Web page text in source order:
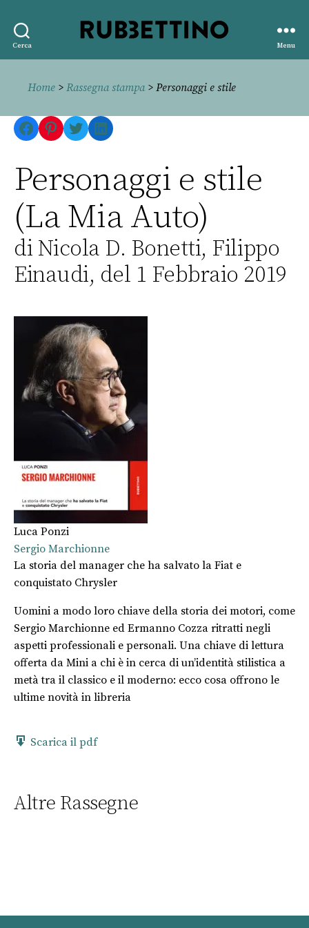
Cerca
editore
Menu
Home > Rassegna stampa> Personaggi e stile
Facebook
Pinterest
TwitterLinkedIn
Personaggi e stile
(La Mia Auto)
di Nicola D. Bonetti, Filippo
Einaudi, del 1 Febbraio 2019
Luca Ponzi
Sergio Marchionne
La storia del manager che ha salvato la Fiat e
conquistato Chrysler
Uomini a modo loro chiave della storia dei motori, come
Sergio Marchionne ed Ermanno Cozza ritratti negli
aspetti professionali e personali. Una chiave di lettura
offerta da Mini a chi è in cerca di un’identità stilistica a
metà tra il classico e il moderno: ecco cosa offrono le
ultime novità in libreria
Scarica il pdf
Altre Rassegne